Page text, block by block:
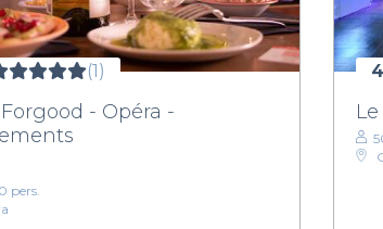
(1)
- Opéra -
pers.